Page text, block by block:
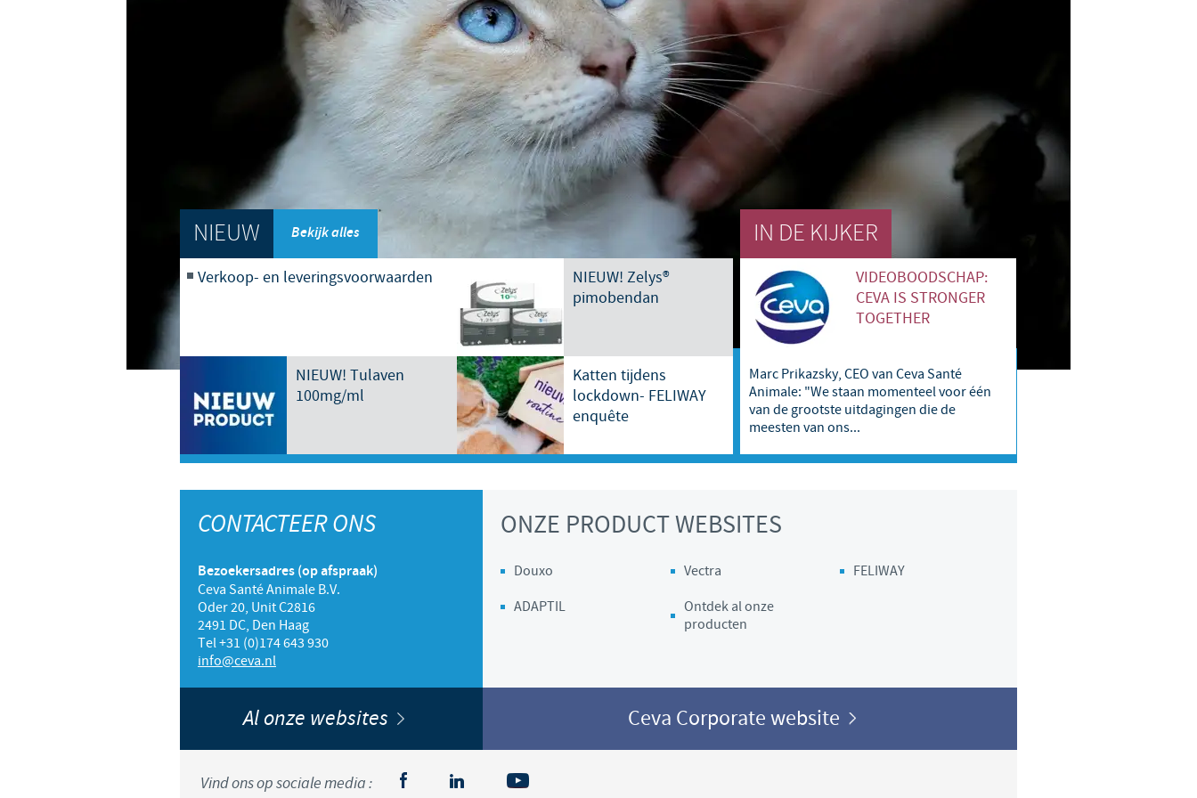
Bulgaria
Canada (EN)
Chile
China
Denmark
Egypt
Japan
Korea
Malaysia
Mexico
Middle East
Netherlands
Philippines
Thailand
Tunisia
Ukraine
United Kingdom
USA
You are leaving the country website to access another site in the group.
Regulatory constraints and medical practices vary from country to country. Consequently, the
information provided on the site in which you enter may not be suitable for use in your
country.
NIEUW Bekijk alles
Verkoop- en leveringsvoorwaarden
NIEUW! Zelys®
pimobendan
NIEUW! Tulaven
100mg/ml
Katten tijdens
lockdown- FELIWAY
enquête
IN DE KIJKER
VIDEOBOODSCHAP:
CEVA IS STRONGER
TOGETHER
Marc Prikazsky, CEO van Ceva Santé
Animale: "We staan momenteel voor één
van de grootste uitdagingen die de
meesten van ons...
CONTACTEER ONS
Bezoekersadres (op afspraak)
Ceva Santé Animale B.V.
Oder 20, Unit C2816
2491 DC, Den Haag
Tel +31 (0)174 643 930
info@ceva.nl
ONZE PRODUCT WEBSITES
Douxo Vectra
FELIWAY
ADAPTIL
Ontdek al onze
producten
Al onze websites Ceva Corporate website
Vind ons op sociale media :